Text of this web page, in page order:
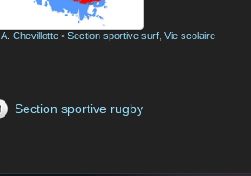
A. Chevillotte • Section sportive surf Vie scolaire
Section sportive rugby